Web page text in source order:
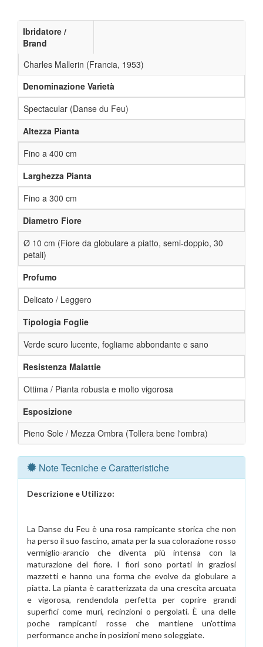
Ibridatore /
Brand
Charles Mallerin (Francia, 1953)
Denominazione Varietà
Spectacular (Danse du Feu)
Altezza Pianta
Fino a 400 cm
Larghezza Pianta
Fino a 300 cm
Diametro Fiore
Ø 10 cm (Fiore da globulare a piatto, semi-doppio, 30
petali)
Profumo
Delicato / Leggero
Tipologia Foglie
Verde scuro lucente, fogliame abbondante e sano
Resistenza Malattie
Ottima / Pianta robusta e molto vigorosa
Esposizione
Pieno Sole / Mezza Ombra (Tollera bene l'ombra)
Note Tecniche e Caratteristiche
Descrizione e Utilizzo:
La Danse du Feu è una rosa rampicante storica che non
ha perso il suo fascino, amata per la sua colorazione rosso
vermiglio-arancio che diventa più intensa con la
maturazione del fiore. I fiori sono portati in graziosi
mazzetti e hanno una forma che evolve da globulare a
piatta. La pianta è caratterizzata da una crescita arcuata
e vigorosa, rendendola perfetta per coprire grandi
superfici come muri, recinzioni o pergolati. È una delle
poche rampicanti rosse che mantiene un'ottima
performance anche in posizioni meno soleggiate.